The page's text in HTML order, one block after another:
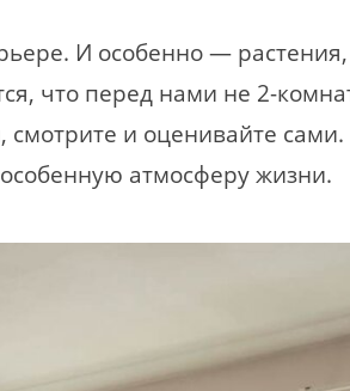
И особенно — растения,
что перед нами не 2-
и оценивайте сами.
атмосферу жизни.